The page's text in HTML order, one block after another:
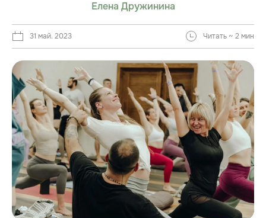
Елена Дружинина
31 май. 2023 Читать ~ 2 мин